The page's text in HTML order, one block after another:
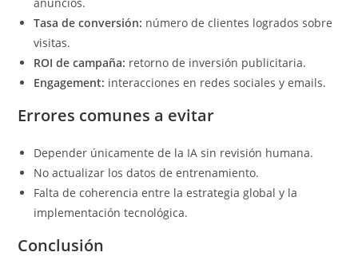
Tasa de conversión: número de clientes logrados sobre
visitas.
ROI de campaña: retorno de inversión publicitaria.
Engagement: interacciones en redes sociales y emails.
Errores comunes a evitar
Depender únicamente de la IA sin revisión humana.
No actualizar los datos de entrenamiento.
Falta de coherencia entre la estrategia global y la
implementación tecnológica.
Conclusión